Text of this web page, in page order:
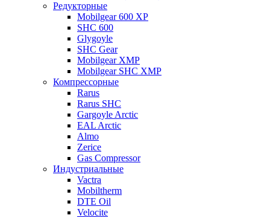
Редукторные
Mobilgear 600 XP
SHC 600
Glygoyle
SHC Gear
Mobilgear XMP
Mobilgear SHC XMP
Компрессорные
Rarus
Rarus SHC
Gargoyle Arctic
EAL Arctic
Almo
Zerice
Gas Compressor
Индустриальные
Vactra
Mobiltherm
DTE Oil
Velocite